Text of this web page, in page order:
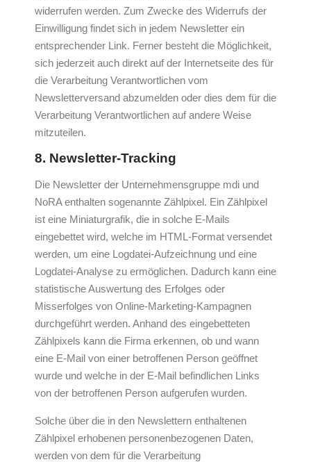
widerrufen werden. Zum Zwecke des Widerrufs der
Einwilligung findet sich in jedem Newsletter ein
entsprechender Link. Ferner besteht die Möglichkeit,
sich jederzeit auch direkt auf der Internetseite des für
die Verarbeitung Verantwortlichen vom
Newsletterversand abzumelden oder dies dem für die
Verarbeitung Verantwortlichen auf andere Weise
mitzuteilen.
8. Newsletter-Tracking
Die Newsletter der Unternehmensgruppe mdi und
NoRA enthalten sogenannte Zählpixel. Ein Zählpixel
ist eine Miniaturgrafik, die in solche E-Mails
eingebettet wird, welche im HTML-Format versendet
werden, um eine Logdatei-Aufzeichnung und eine
Logdatei-Analyse zu ermöglichen. Dadurch kann eine
statistische Auswertung des Erfolges oder
Misserfolges von Online-Marketing-Kampagnen
durchgeführt werden. Anhand des eingebetteten
Zählpixels kann die Firma erkennen, ob und wann
eine E-Mail von einer betroffenen Person geöffnet
wurde und welche in der E-Mail befindlichen Links
von der betroffenen Person aufgerufen wurden.
Solche über die in den Newslettern enthaltenen
Zählpixel erhobenen personenbezogenen Daten,
werden von dem für die Verarbeitung